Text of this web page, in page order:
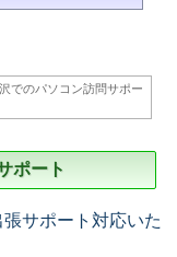
でのパソコン訪問サポー
ポート
サポート対応いた